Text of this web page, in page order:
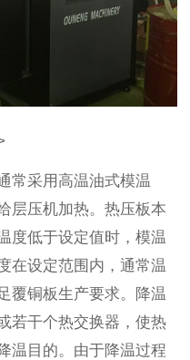
常采用高温油式模温
层压机加热。热压板本
度低于设定值时，模温
在设定范围内，通常温
覆铜板生产要求。降温
若干个热交换器，使热
温目的。由于降温过程